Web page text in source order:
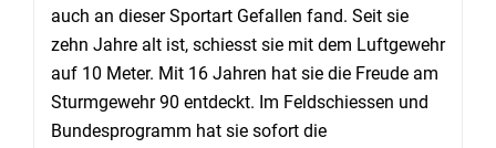
auch an dieser Sportart Gefallen fand. Seit sie
zehn Jahre alt ist, schiesst sie mit dem Luftgewehr
auf 10 Meter. Mit 16 Jahren hat sie die Freude am
Sturmgewehr 90 entdeckt. Im Feldschiessen und
Bundesprogramm hat sie sofort die